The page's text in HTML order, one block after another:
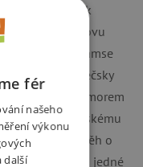
kula plán, jak
potřebuje Benovu
Davida Walliamse
Jeho vypravěčsky
a černým humorem
první se k českému
se v ní příběh o
odhaleních a jedné
fér
našeho
výkonu
další